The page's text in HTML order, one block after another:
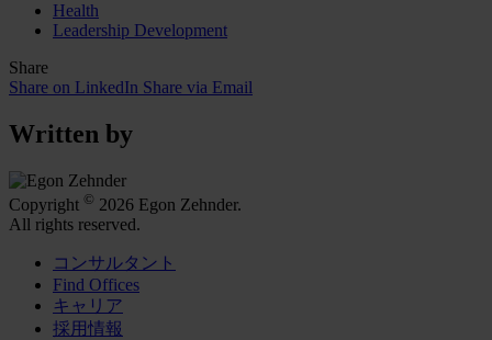
Health
Leadership Development
Share
Share on LinkedIn Share via Email
Written by
Copyright © 2026 Egon Zehnder.
All rights reserved.
コンサルタント
Find Offices
キャリア
採用情報